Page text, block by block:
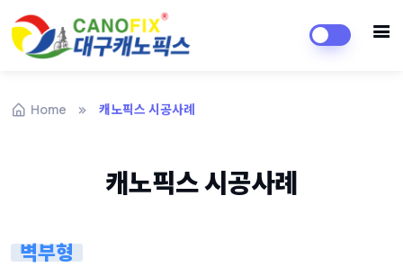
Home 캐노픽스 시공사례
캐노픽스 시공사례
벽부형